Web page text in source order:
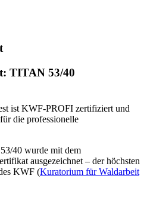
TITAN 53/40
ist KWF-PROFI zertifiziert und
die professionelle
40 wurde mit dem
ausgezeichnet – der höchsten
KWF (Kuratorium für Waldarbeit